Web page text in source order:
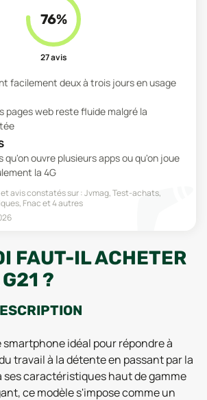
76%
27avis
facilement deux à trois jours en usage
pages web reste fluide malgré la
qu'on ouvre plusieurs apps ou qu'on joue
la 4G
avis constatés sur :Jvmag, Test-achats,
Fnacet 4 autres
FAUT-IL ACHETER
?
smartphone idéal pour répondre à
travail à la détente en passant par la
ses caractéristiques haut de gamme
ce modèle s'impose comme un